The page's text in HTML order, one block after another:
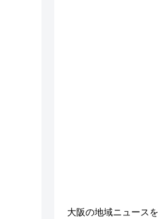
大阪の地域ニュース